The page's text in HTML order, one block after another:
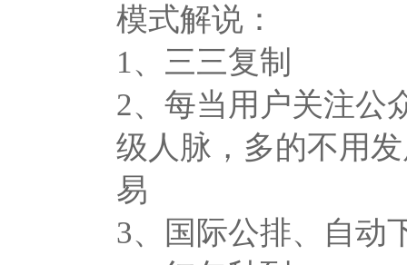
模式解说：
1、三三复制
2、每当用户关注公
级人脉，多的不用
易
3、国际公排、自动